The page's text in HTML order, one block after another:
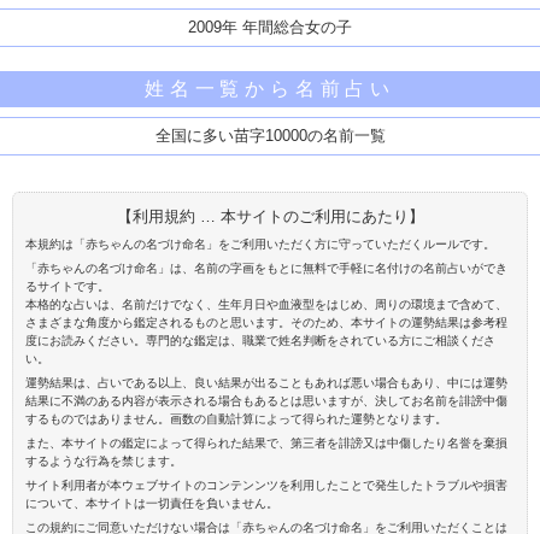
2009年 年間総合女の子
姓名一覧から名前占い
全国に多い苗字10000の名前一覧
【利用規約 … 本サイトのご利用にあたり】
本規約は「赤ちゃんの名づけ命名」をご利用いただく方に守っていただくルールです。
「赤ちゃんの名づけ命名」は、名前の字画をもとに無料で手軽に名付けの名前占いができ
るサイトです。
本格的な占いは、名前だけでなく、生年月日や血液型をはじめ、周りの環境まで含めて、
さまざまな角度から鑑定されるものと思います。そのため、本サイトの運勢結果は参考程
度にお読みください。専門的な鑑定は、職業で姓名判断をされている方にご相談くださ
い。
運勢結果は、占いである以上、良い結果が出ることもあれば悪い場合もあり、中には運勢
結果に不満のある内容が表示される場合もあるとは思いますが、決してお名前を誹謗中傷
するものではありません。画数の自動計算によって得られた運勢となります。
また、本サイトの鑑定によって得られた結果で、第三者を誹謗又は中傷したり名誉を棄損
するような行為を禁じます。
サイト利用者が本ウェブサイトのコンテンンツを利用したことで発生したトラブルや損害
について、本サイトは一切責任を負いません。
この規約にご同意いただけない場合は「赤ちゃんの名づけ命名」をご利用いただくことは